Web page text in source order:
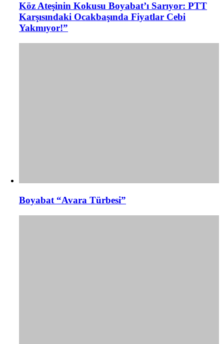
Köz Ateşinin Kokusu Boyabat’ı Sarıyor: PTT
Karşısındaki Ocakbaşında Fiyatlar Cebi
Yakmıyor!”
Boyabat “Avara Türbesi”